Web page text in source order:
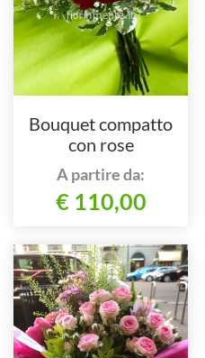
Bouquet compatto
con rose
A partire da:
€ 110,00